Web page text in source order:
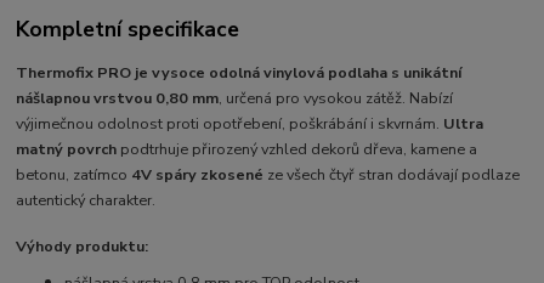
Kompletní specifikace
Thermofix PRO je vysoce odolná vinylová podlaha s unikátní
nášlapnou vrstvou 0,80 mm, určená pro vysokou zátěž. Nabízí
výjimečnou odolnost proti opotřebení, poškrábání i skvrnám. Ultra
matný povrch podtrhuje přirozený vzhled dekorů dřeva, kamene a
betonu, zatímco 4V spáry zkosené ze všech čtyř stran dodávají podlaze
autentický charakter.
Výhody produktu: